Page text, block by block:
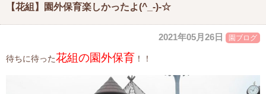
【花組】園外保育楽しかったよ(^_-)-☆
2021年05月26日 園ブログ
待ちに待った花組の園外保育 ！！